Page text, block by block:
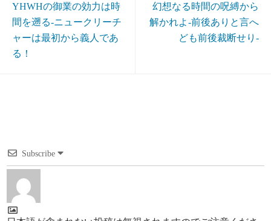
YHWHの御業の効力は時
間を遡る-ニュークリーチ
ャーは最初から義人であ
る！
幻想なる時間の呪縛から
解かれよ-前後ありと言へ
ども前後裁断せり-
Subscribe